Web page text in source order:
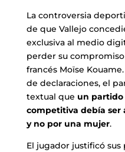
La controversia
de que Vallejo
exclusiva al medio
perder su
francés Moïse
de declaraciones, el
textual que un partido
competitiva debía
y no por una mujer.
El jugador justificó